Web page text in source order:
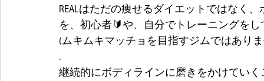
REALはただの痩せるダイエットではなく
を、初心者🔰や、自分でトレーニングを
(ムキムキマッチョを目指すジムではあり
.
継続的にボディラインに磨きをかけてい